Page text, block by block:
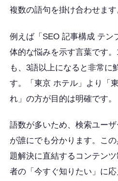
複数の語句を掛け合わせます
例えば「SEO 記事構成 テン
体的な悩みを示す言葉です
も、3語以上になると非常に
す。「東京 ホテル」より「
れ」の方が目的は明確です。
語数が多いため、検索ユー
が誰にでも分かります。こ
題解決に直結するコンテン
者の「今すぐ知りたい」に